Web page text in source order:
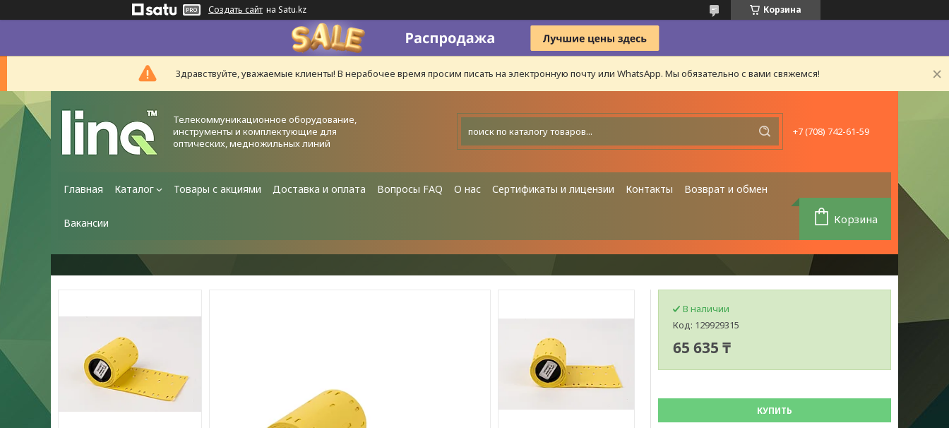
Создать сайт на Satu.kz Корзина
Здравствуйте, уважаемые клиенты! В нерабочее время просим писать на электронную почту или WhatsApp. Мы обязательно с вами свяжемся!
Телекоммуникационное оборудование,
инструменты и комплектующие для
оптических, медножильных линий
+7 (708) 742-61-59
Главная Каталог Товары с акциями Доставка и оплата Вопросы FAQ О нас Сертификаты и лицензии Контакты Возврат и обмен
Вакансии Корзина
В наличии
Код: 129929315
65 635 ₸
КУПИТЬ